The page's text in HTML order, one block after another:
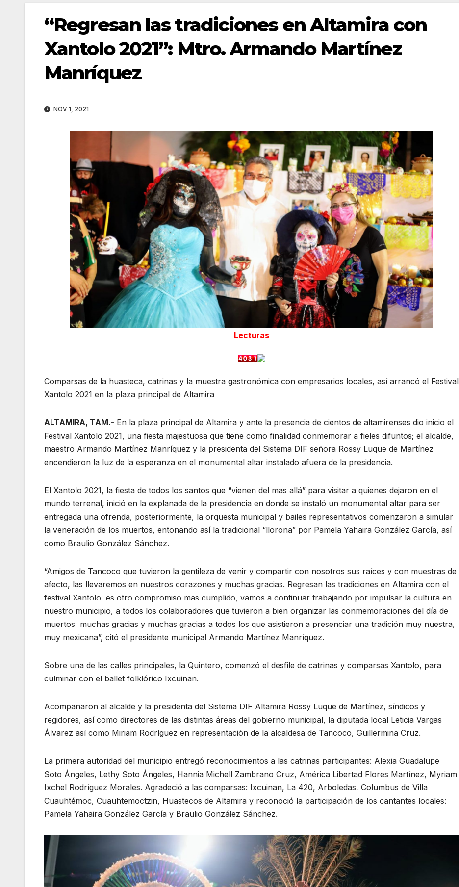
“Regresan las tradiciones en Altamira con
Xantolo 2021”: Mtro. Armando Martínez
Manríquez
NOV 1, 2021
Lecturas
Comparsas de la huasteca, catrinas y la muestra gastronómica con empresarios locales, así arrancó el Festival
Xantolo 2021 en la plaza principal de Altamira
ALTAMIRA, TAM.- En la plaza principal de Altamira y ante la presencia de cientos de altamirenses dio inicio el
Festival Xantolo 2021, una fiesta majestuosa que tiene como finalidad conmemorar a fieles difuntos; el alcalde,
maestro Armando Martínez Manríquez y la presidenta del Sistema DIF señora Rossy Luque de Martínez
encendieron la luz de la esperanza en el monumental altar instalado afuera de la presidencia.
El Xantolo 2021, la fiesta de todos los santos que “vienen del mas allá” para visitar a quienes dejaron en el
mundo terrenal, inició en la explanada de la presidencia en donde se instaló un monumental altar para ser
entregada una ofrenda, posteriormente, la orquesta municipal y bailes representativos comenzaron a simular
la veneración de los muertos, entonando así la tradicional “llorona” por Pamela Yahaira González García, así
como Braulio González Sánchez.
“Amigos de Tancoco que tuvieron la gentileza de venir y compartir con nosotros sus raíces y con muestras de
afecto, las llevaremos en nuestros corazones y muchas gracias. Regresan las tradiciones en Altamira con el
festival Xantolo, es otro compromiso mas cumplido, vamos a continuar trabajando por impulsar la cultura en
nuestro municipio, a todos los colaboradores que tuvieron a bien organizar las conmemoraciones del día de
muertos, muchas gracias y muchas gracias a todos los que asistieron a presenciar una tradición muy nuestra,
muy mexicana”, citó el presidente municipal Armando Martínez Manríquez.
Sobre una de las calles principales, la Quintero, comenzó el desfile de catrinas y comparsas Xantolo, para
culminar con el ballet folklórico Ixcuinan.
Acompañaron al alcalde y la presidenta del Sistema DIF Altamira Rossy Luque de Martínez, síndicos y
regidores, así como directores de las distintas áreas del gobierno municipal, la diputada local Leticia Vargas
Álvarez así como Miriam Rodríguez en representación de la alcaldesa de Tancoco, Guillermina Cruz.
La primera autoridad del municipio entregó reconocimientos a las catrinas participantes: Alexia Guadalupe
Soto Ángeles, Lethy Soto Ángeles, Hannia Michell Zambrano Cruz, América Libertad Flores Martínez, Myriam
Ixchel Rodríguez Morales. Agradeció a las comparsas: Ixcuinan, La 420, Arboledas, Columbus de Villa
Cuauhtémoc, Cuauhtemoctzin, Huastecos de Altamira y reconoció la participación de los cantantes locales:
Pamela Yahaira González García y Braulio González Sánchez.